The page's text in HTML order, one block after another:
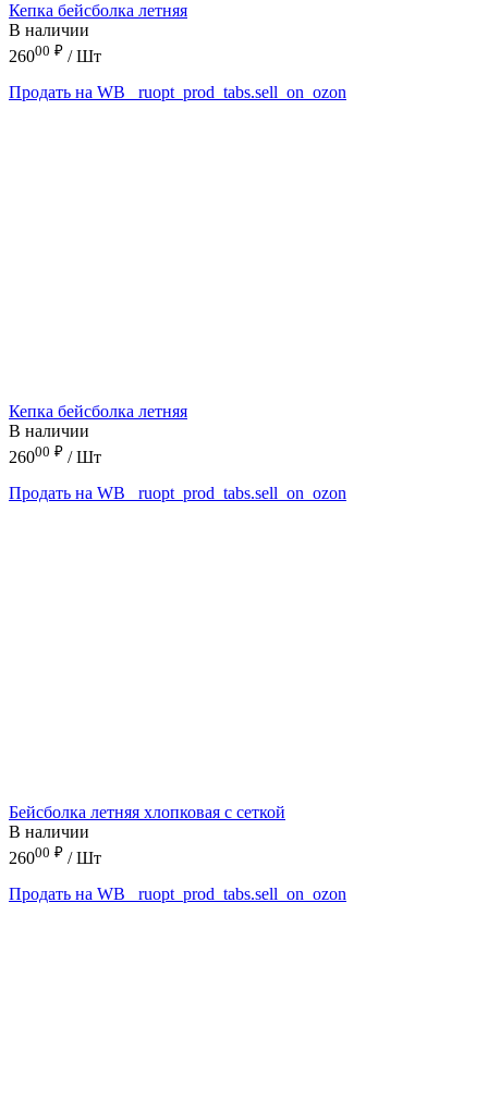
Кепка бейсболка летняя
В наличии
26000 ₽ / Шт
Продать на WB
_ruopt_prod_tabs.sell_on_ozon
Кепка бейсболка летняя
В наличии
26000 ₽ / Шт
Продать на WB
_ruopt_prod_tabs.sell_on_ozon
Бейсболка летняя хлопковая с сеткой
В наличии
26000 ₽ / Шт
Продать на WB
_ruopt_prod_tabs.sell_on_ozon